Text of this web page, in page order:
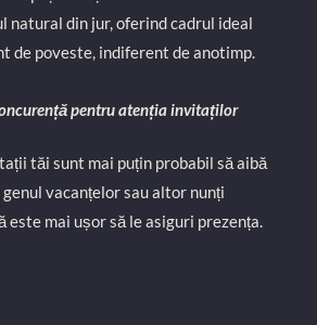
natural din jur, oferind cadrul ideal
de poveste, indiferent de anotimp.
pentru atenția invitaților
tăi sunt mai puțin probabil să aibă
vacanțelor sau altor nunți
este mai ușor să le asiguri prezența.